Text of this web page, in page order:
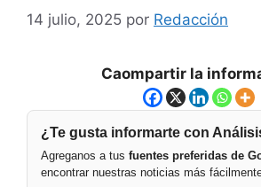
14 julio, 2025 por Redacción
Caompartir la
¿Te gusta informarte con
Agreganos a tus fuentes preferidas de
encontrar nuestras noticias más